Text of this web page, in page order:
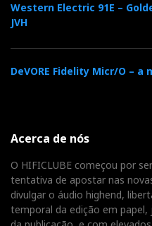
Western Electric 91E –
JVH
DeVORE Fidelity Micr/O – a
Acerca de nós
O HIFICLUBE começou por
tentativa de apostar nas
divulgar o áudio highend,
temporal da edição em